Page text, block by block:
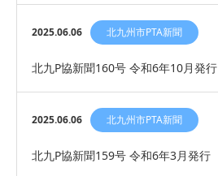
2025.06.06 北九州市PTA新聞
北九P協新聞160号 令和6年10月発行
2025.06.06 北九州市PTA新聞
北九P協新聞159号 令和6年3月発行